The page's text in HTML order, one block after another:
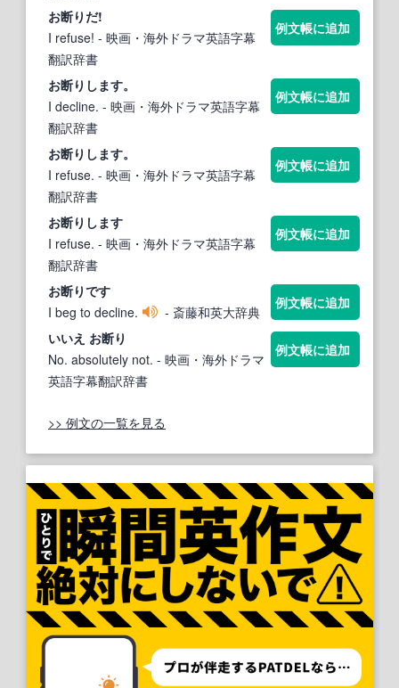
お断り だ!
I refuse! - 映画・海外ドラマ英語字幕
翻訳辞書
例文帳に追加
お断り します。
I decline. - 映画・海外ドラマ英語字幕
翻訳辞書
例文帳に追加
お断り します。
I refuse. - 映画・海外ドラマ英語字幕
翻訳辞書
例文帳に追加
お断り します
I refuse. - 映画・海外ドラマ英語字幕
翻訳辞書
例文帳に追加
お断りです
I beg to decline.
- 斎藤和英大辞典
例文帳に追加
いいえ お断り
No. absolutely not. - 映画・海外ドラマ
英語字幕翻訳辞書
例文帳に追加
>> 例文の一覧を見る